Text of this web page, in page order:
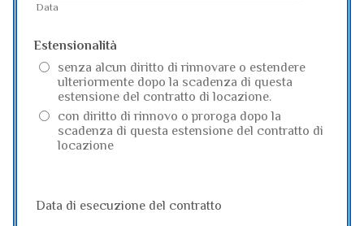
Data
Estensionalità
senza alcun diritto di rinnovare o estendere
ulteriormente dopo la scadenza di questa
estensione del contratto di locazione.
con diritto di rinnovo o proroga dopo la
scadenza di questa estensione del contratto di
locazione
Data di esecuzione del contratto